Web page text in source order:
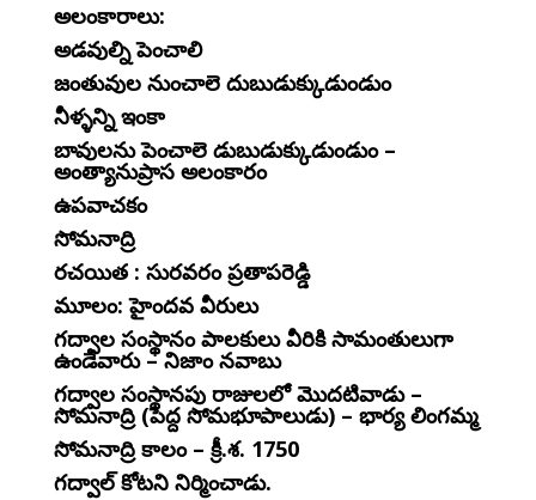
అలంకారాలు:
అడవుల్ని పెంచాలి
జంతువుల నుంచాలె దుబుడుక్కుడుండుం
నీళ్ళన్ని ఇంకా
బావులను పెంచాలె డుబుడుక్కుడుండుం –
అంత్యానుప్రాస అలంకారం
ఉపవాచకం
సోమనాద్రి
రచయిత : సురవరం ప్రతాపరెడ్డి
మూలం: హైందవ వీరులు
గద్వాల సంస్థానం పాలకులు వీరికి సామంతులుగా
ఉండేవారు – నిజాం నవాబు
గద్వాల సంస్థానపు రాజులలో మొదటివాడు –
సోమనాద్రి (పెద్ద సోమభూపాలుడు) – భార్య లింగమ్మ
సోమనాద్రి కాలం – క్రీ.శ. 1750
గద్వాల్ కోటని నిర్మించాడు.